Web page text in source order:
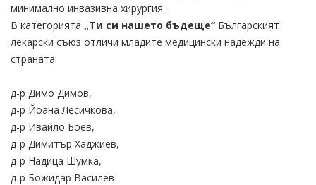
минимално инвазивна хирургия.
В категорията „Ти си нашето бъдеще“ Българският
лекарски съюз отличи младите медицински надежди на
страната:
д-р Димо Димов,
д-р Йоана Лесичкова,
д-р Ивайло Боев,
д-р Димитър Хаджиев,
д-р Надица Шумка,
д-р Божидар Василев